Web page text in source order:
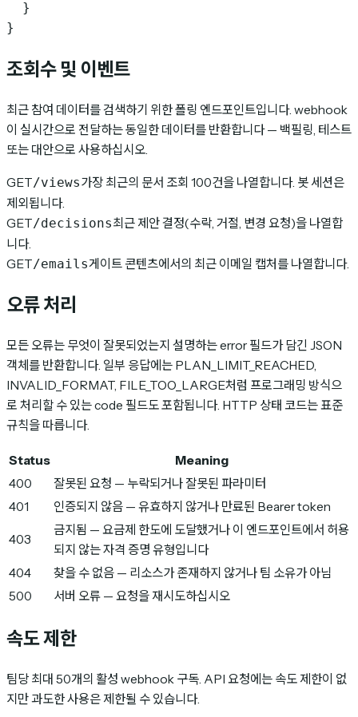
  }
}
조회수 및 이벤트
최근 참여 데이터를 검색하기 위한 폴링 엔드포인트입니다. webhook
이 실시간으로 전달하는 동일한 데이터를 반환합니다 — 백필링, 테스트
또는 대안으로 사용하십시오.
GET/views가장 최근의 문서 조회 100건을 나열합니다. 봇 세션은
제외됩니다.
GET/decisions최근 제안 결정(수락, 거절, 변경 요청)을 나열합
니다.
GET/emails게이트 콘텐츠에서의 최근 이메일 캡처를 나열합니다.
오류 처리
모든 오류는 무엇이 잘못되었는지 설명하는 error 필드가 담긴 JSON
객체를 반환합니다. 일부 응답에는 PLAN_LIMIT_REACHED,
INVALID_FORMAT, FILE_TOO_LARGE처럼 프로그래밍 방식으
로 처리할 수 있는 code 필드도 포함됩니다. HTTP 상태 코드는 표준
규칙을 따릅니다.
Status
Meaning
400
잘못된 요청 — 누락되거나 잘못된 파라미터
401
인증되지 않음 — 유효하지 않거나 만료된 Bearer token
403
금지됨 — 요금제 한도에 도달했거나 이 엔드포인트에서 허용
되지 않는 자격 증명 유형입니다
404
찾을 수 없음 — 리소스가 존재하지 않거나 팀 소유가 아님
500
서버 오류 — 요청을 재시도하십시오
속도 제한
팀당 최대 50개의 활성 webhook 구독. API 요청에는 속도 제한이 없
지만 과도한 사용은 제한될 수 있습니다.